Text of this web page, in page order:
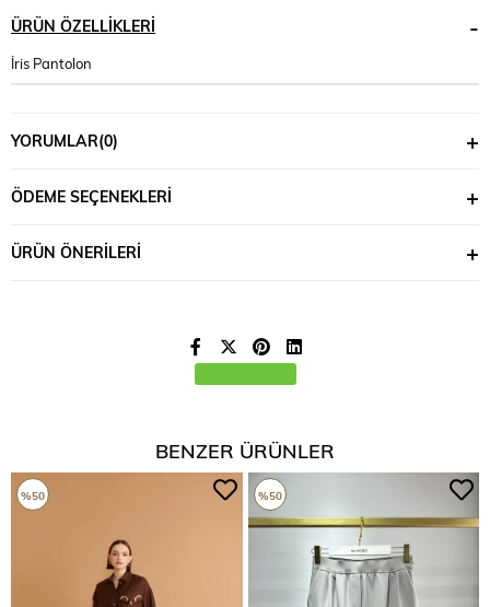
ÜRÜN ÖZELLIKLERI
İris Pantolon
YORUMLAR(0)
ÖDEME SEÇENEKLERI
ÜRÜN ÖNERILERI
BENZER ÜRÜNLER
%50 %50